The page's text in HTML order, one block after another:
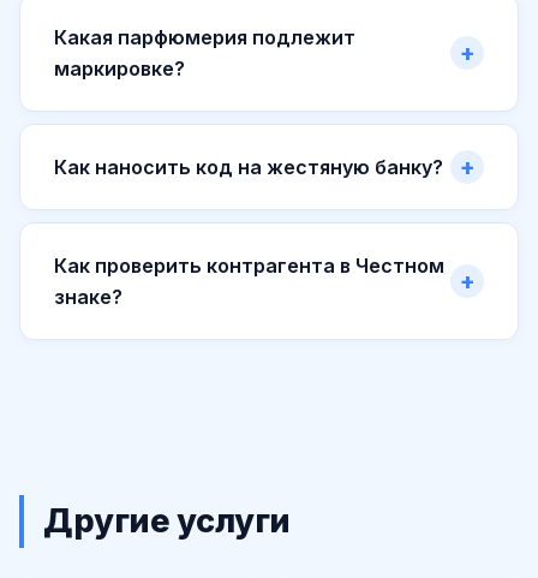
Какая парфюмерия подлежит
маркировке?
Как наносить код на жестяную банку?
Как проверить контрагента в Честном
знаке?
Другие услуги